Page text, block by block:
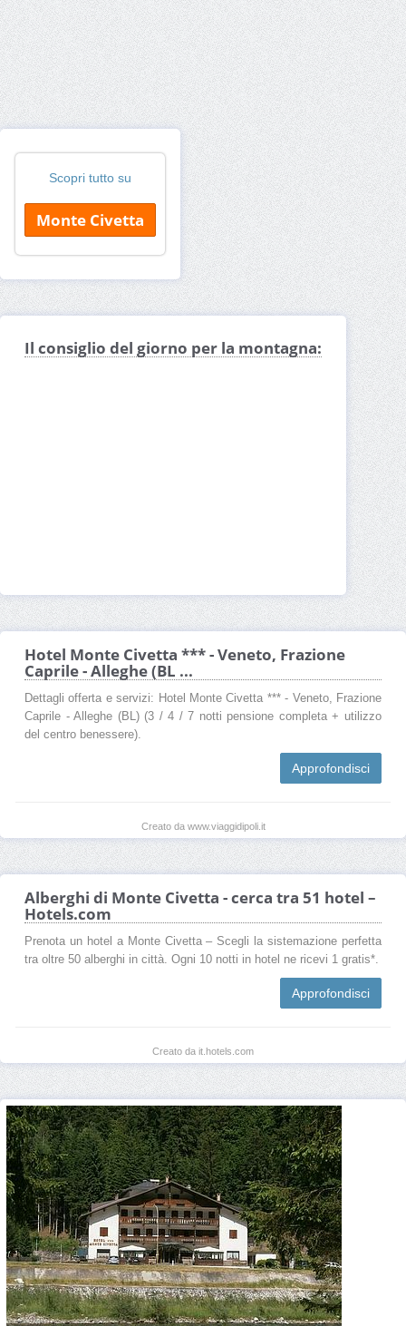
Scopri tutto su
Monte Civetta
Il consiglio del giorno per la montagna:
Hotel Monte Civetta *** - Veneto, Frazione
Caprile - Alleghe (BL ...
Dettagli offerta e servizi: Hotel Monte Civetta *** - Veneto, Frazione
Caprile - Alleghe (BL) (3 / 4 / 7 notti pensione completa + utilizzo
del centro benessere).
Approfondisci
Creato da www.viaggidipoli.it
Alberghi di Monte Civetta - cerca tra 51 hotel –
Hotels.com
Prenota un hotel a Monte Civetta – Scegli la sistemazione perfetta
tra oltre 50 alberghi in città. Ogni 10 notti in hotel ne ricevi 1 gratis*.
Approfondisci
Creato da it.hotels.com